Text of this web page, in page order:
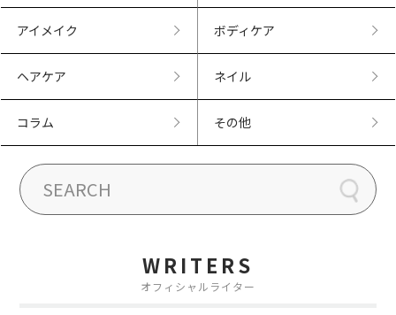
アイメイク ボディケア
ヘアケア ネイル
コラム その他
WRITERS
オフィシャルライター